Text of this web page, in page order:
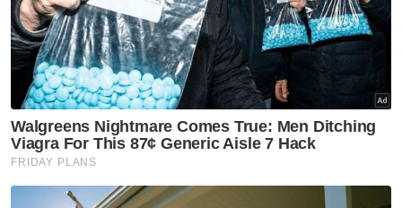
termasuk melalui pengenalan tiket kategori
'front' yang lebih mahal selepas fasa jualan
awal dibuka.
Selain itu, turut timbul dakwaan harga tiket
berubah mengikut fasa jualan dan tahap
permintaan, sekali gus menyebabkan
peningkatan harga bagi hampir 90 daripada
104 perlawanan secara purata 34 peratus.